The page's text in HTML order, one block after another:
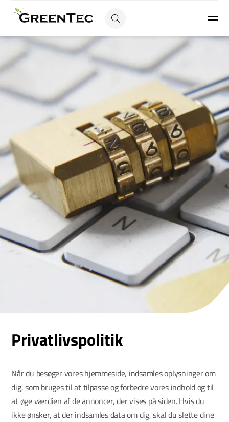
Privatlivspolitik
Når du besøger vores hjemmeside, indsamles oplysninger om
dig, som bruges til at tilpasse og forbedre vores indhold og til
at øge værdien af de annoncer, der vises på siden. Hvis du
ikke ønsker, at der indsamles data om dig, skal du slette dine